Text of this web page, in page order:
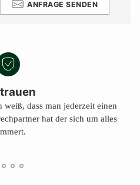
ANFRAGE SENDEN
dass man jederzeit einen
hat der sich um alles